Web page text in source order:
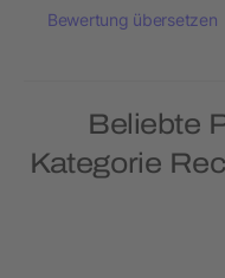
Bewertung übersetzen
Beliebte
Kategorie